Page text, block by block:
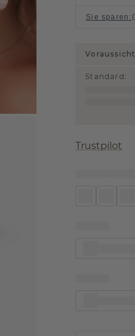
Sie sparen :
Standard :
Trustpilot